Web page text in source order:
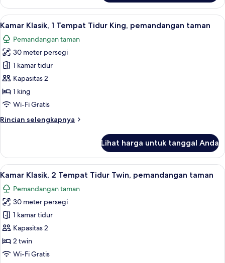
Kamar
Klasik,
1
Tidur
King
Lihat
semua
foto
untuk
Kamar
Klasik,
1
Tempat
King,
5
Kamar Klasik, 1 Tempat Tidur King, pemandangan taman
Pemandangan taman
30 meter persegi
1 kamar tidur
Kapasitas 2
1 king
Wi-Fi Gratis
Rincian selengkapnya
Rincian
Kamar
Klasik,
1
Tidur
King,
pemandangan
taman
Lihat harga untuk tanggal Anda
Lihat
semua
foto
untuk
Kamar
Klasik,
2
Tempat
Minibar, brankas, meja kerja, dan
4
Kamar Klasik, 2 Tempat Tidur Twin, pemandangan taman
Pemandangan taman
30 meter persegi
1 kamar tidur
Kapasitas 2
2 twin
Wi-Fi Gratis